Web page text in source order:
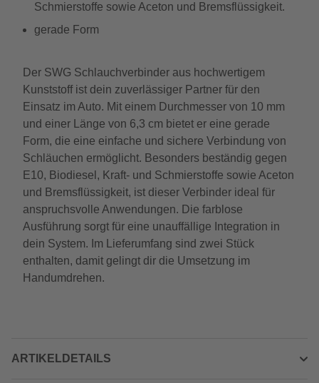
Schmierstoffe sowie Aceton und Bremsflüssigkeit.
gerade Form
Der SWG Schlauchverbinder aus hochwertigem
Kunststoff ist dein zuverlässiger Partner für den
Einsatz im Auto. Mit einem Durchmesser von 10 mm
und einer Länge von 6,3 cm bietet er eine gerade
Form, die eine einfache und sichere Verbindung von
Schläuchen ermöglicht. Besonders beständig gegen
E10, Biodiesel, Kraft- und Schmierstoffe sowie Aceton
und Bremsflüssigkeit, ist dieser Verbinder ideal für
anspruchsvolle Anwendungen. Die farblose
Ausführung sorgt für eine unauffällige Integration in
dein System. Im Lieferumfang sind zwei Stück
enthalten, damit gelingt dir die Umsetzung im
Handumdrehen.
ARTIKELDETAILS